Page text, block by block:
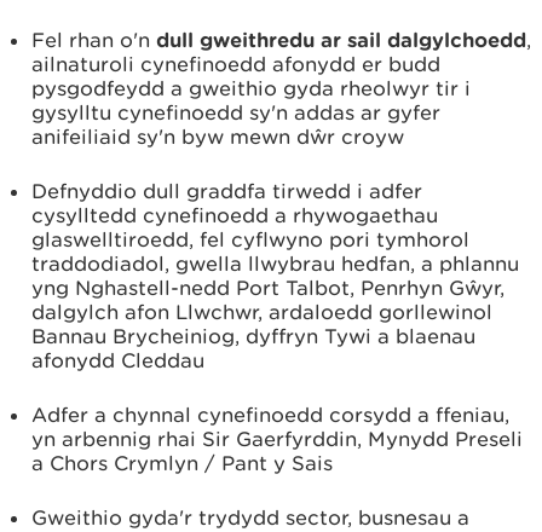
Fel rhan o'n dull gweithredu ar sail dalgylchoedd,
ailnaturoli cynefinoedd afonydd er budd
pysgodfeydd a gweithio gyda rheolwyr tir i
gysylltu cynefinoedd sy'n addas ar gyfer
anifeiliaid sy'n byw mewn dŵr croyw
Defnyddio dull graddfa tirwedd i adfer
cysylltedd cynefinoedd a rhywogaethau
glaswelltiroedd, fel cyflwyno pori tymhorol
traddodiadol, gwella llwybrau hedfan, a phlannu
yng Nghastell-nedd Port Talbot, Penrhyn Gŵyr,
dalgylch afon Llwchwr, ardaloedd gorllewinol
Bannau Brycheiniog, dyffryn Tywi a blaenau
afonydd Cleddau
Adfer a chynnal cynefinoedd corsydd a ffeniau,
yn arbennig rhai Sir Gaerfyrddin, Mynydd Preseli
a Chors Crymlyn / Pant y Sais
Gweithio gyda'r trydydd sector, busnesau a